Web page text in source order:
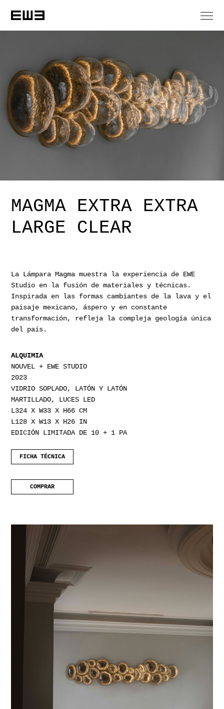
MAGMA EXTRA EXTRA
LARGE CLEAR
La Lámpara Magma muestra la experiencia de EWE
Studio en la fusión de materiales y técnicas.
Inspirada en las formas cambiantes de la lava y el
paisaje mexicano, áspero y en constante
transformación, refleja la compleja geología única
del país.
ALQUIMIA
NOUVEL + EWE STUDIO
2023
VIDRIO SOPLADO, LATÓN Y LATÓN
MARTILLADO, LUCES LED
L324 X W33 X H66 CM
L128 X W13 X H26 IN
EDICIÓN LIMITADA DE 10 + 1 PA
FICHA TÉCNICA
COMPRAR